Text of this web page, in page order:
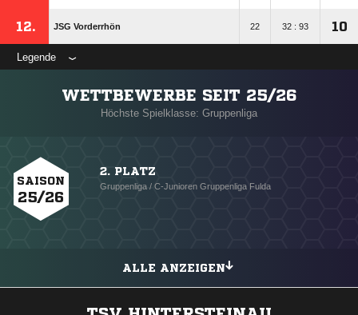
12. JSG Vorderrhön 22 32 : 93 10
Legende
WETTBEWERBE SEIT 25/26
Höchste Spielklasse: Gruppenliga
SAISON
25/26
2. PLATZ
Gruppenliga / C-Junioren Gruppenliga Fulda
ALLE ANZEIGEN